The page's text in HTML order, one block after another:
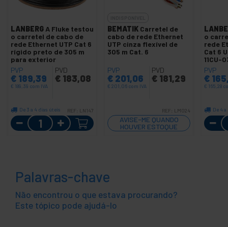
LANBERG A Fluke testou
o carretel de cabo de
rede Ethernet UTP Cat 6
rígido preto de 305 m
para exterior
PVP
€ 189,39
€ 189,39 com IVA
PVD
€183,08
De 3 a 4 dias úteis REF: LN147
Quantidade
BEMATIK Carretel de
cabo de rede Ethernet
UTP cinza flexível de
305 m Cat. 6
PVP
€ 201,06
€ 201,06 com IVA
PVD
€181,29
REF: LM024
AVISE-ME QUANDO
HOUVER ESTOQUE
o
rede
Cat 6
11CU-
cinza
PVP
€
€ 165,28
De 4
Palavras-chave
Não encontrou o que estava procurando?
Este tópico pode ajudá-lo